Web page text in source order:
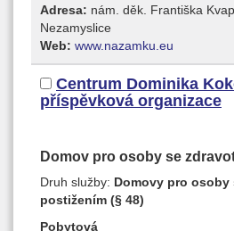
Adresa: nám. děk. Františka
Nezamyslice
Web: www.nazamku.eu
Centrum Dominika
příspěvková organizace
Domov pro osoby se
Druh služby: Domovy pro osoby
postižením (§ 48)
Pobytová